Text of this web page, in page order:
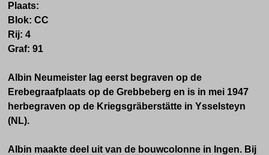
Plaats:
Blok: CC
Rij: 4
Graf: 91
Albin Neumeister lag eerst begraven op de
Erebegraafplaats op de Grebbeberg en is in mei 1947
herbegraven op de Kriegsgräberstätte in Ysselsteyn
(NL).
Albin maakte deel uit van de bouwcolonne in Ingen. Bij